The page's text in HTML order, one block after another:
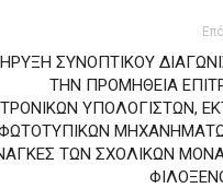
ΣΥΝΟΠΤΙΚΟΥ
ΤΗΝ ΠΡΟΜΗΘΕΙΑ
ΥΠΟΛΟΓΙΣΤΩΝ,
ΤΩΝ ΣΧΟΛΙΚΩΝ